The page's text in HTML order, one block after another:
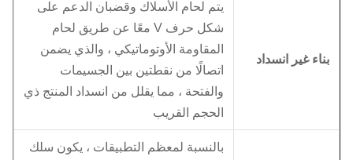
غير انسداد
يتم لحام الأسلاك وقضبان الدعم على
شكل حرف V معًا عن طريق لحام
المقاومة الأوتوماتيكي ، والذييضمن
اتصالًا من نقطتين بين الجسيمات
والفتحة ، مما يقلل من انسداد المنتج ذي
الحجم القريب
بالنسبة لمعظم التطبيقات ، يكون سلك